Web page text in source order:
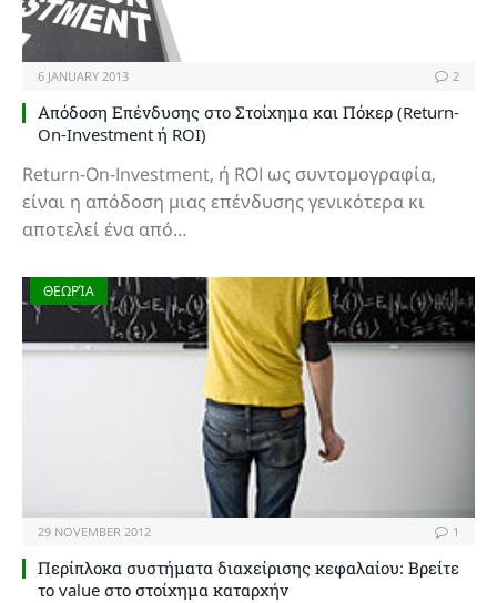
6 JANUARY 2013 2
Απόδοση Επένδυσης στο Στοίχημα και Πόκερ (Return-
On-Investment ή ROI)
Return-On-Investment, ή ROI ως συντομογραφία,
είναι η απόδοση μιας επένδυσης γενικότερα κι
αποτελεί ένα από…
ΘΕΩΡΊΑ
29 NOVEMBER 2012 1
Περίπλοκα συστήματα διαχείρισης κεφαλαίου: Βρείτε
το value στο στοίχημα καταρχήν